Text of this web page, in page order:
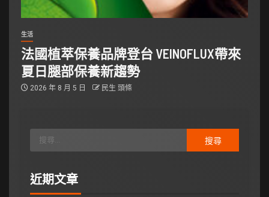
生活
法國植萃保養品牌登台 VEINOFLUX帶來
夏日腿部保養新趨勢
2026 年 8 月 5 日 民生 頭條
近期文章